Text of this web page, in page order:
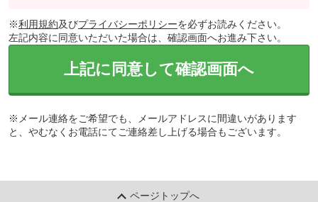
※利用規約及びプライバシーポリシーを必ずお読みください。
左記内容に同意いただいた場合は、確認画面へお進み下さい。
上記に同意して確認画面へ
※メール連絡をご希望でも、メールアドレスに間違いがあります
と、やむなくお電話にてご連絡差し上げる場合もございます。
ページトップへ